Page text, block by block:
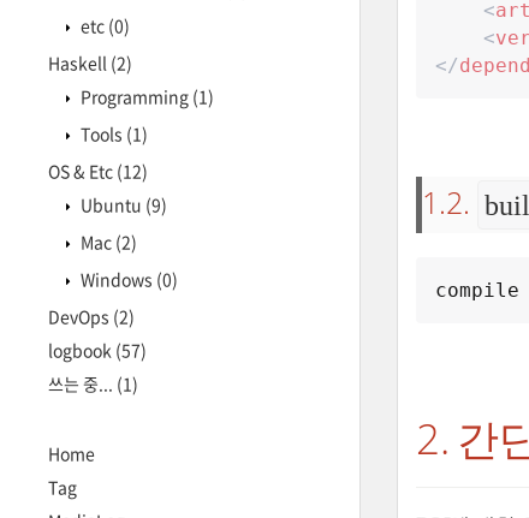
etc (0)
Haskell (2)
Programming (1)
Tools (1)
OS & Etc (12)
Ubuntu (9)
Mac (2)
Windows (0)
DevOps (2)
logbook (57)
쓰는 중... (1)
Home
Tag
<
<
</
1.2.
2. 간